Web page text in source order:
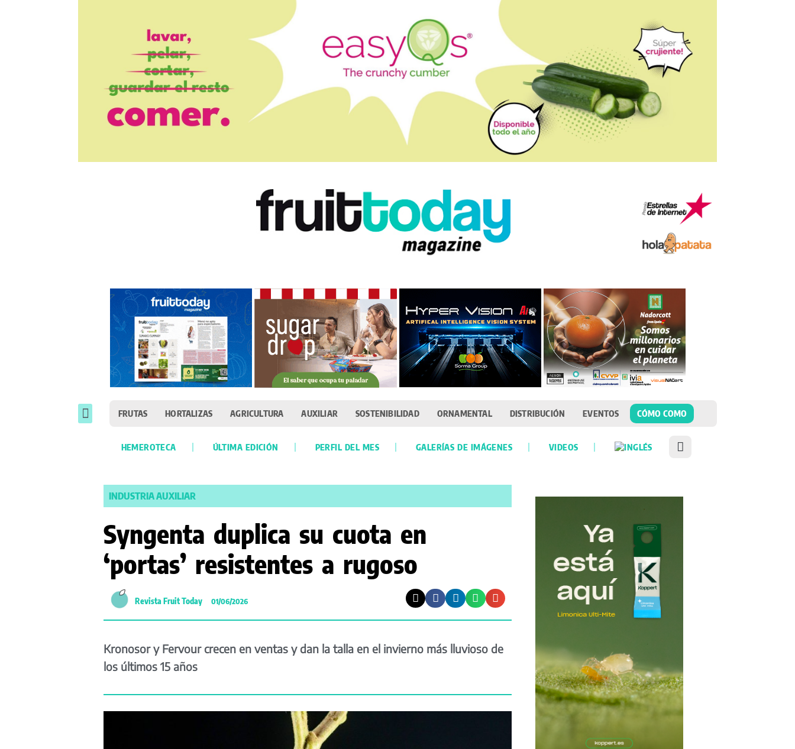
FRUTAS HORTALIZAS AGRICULTURA AUXILIAR SOSTENIBILIDAD ORNAMENTAL DISTRIBUCIÓN EVENTOS CÓMO COMO
HEMEROTECA ÚLTIMA EDICIÓN PERFIL DEL MES GALERÍAS DE IMÁGENES VIDEOS
INDUSTRIA AUXILIAR
Syngenta duplica su cuota en
‘portas’ resistentes a rugoso
Revista Fruit Today 01/06/2026
Kronosor y Fervour crecen en ventas y dan la talla en el invierno más lluvioso de
los últimos 15 años